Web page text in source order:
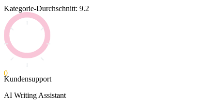
Kategorie-Durchschnitt: 9.2
0
Kundensupport
AI Writing Assistant